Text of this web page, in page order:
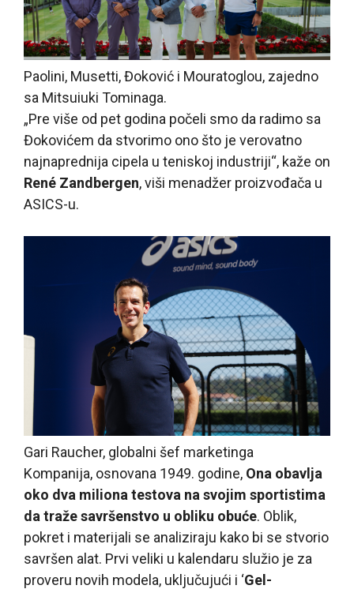
Paolini, Musetti, Đoković i Mouratoglou, zajedno
sa Mitsuiuki Tominaga.
„Pre više od pet godina počeli smo da radimo sa
Đokovićem da stvorimo ono što je verovatno
najnaprednija cipela u teniskoj industriji“, kaže on
René Zandbergen, viši menadžer proizvođača u
ASICS-u.
Gari Raucher, globalni šef marketinga
Kompanija, osnovana 1949. godine, Ona obavlja
oko dva miliona testova na svojim sportistima
da traže savršenstvo u obliku obuće. Oblik,
pokret i materijali se analiziraju kako bi se stvorio
savršen alat. Prvi veliki u kalendaru služio je za
proveru novih modela, uključujući i ‘Gel-